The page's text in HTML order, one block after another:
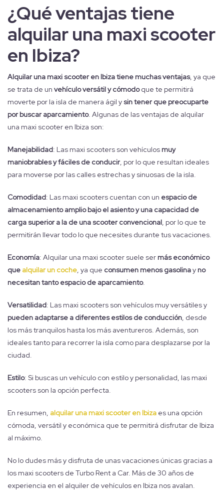
¿Qué ventajas tiene
alquilar una maxi scooter
en Ibiza?
Alquilar una maxi scooter en Ibiza tiene muchas ventajas, ya que
se trata de un vehículo versátil y cómodoque te permitirá
moverte por la isla de manera ágil ysin tener que preocuparte
por buscar aparcamiento. Algunas de las ventajas de alquilar
una maxi scooter en Ibiza son:
Manejabilidad: Las maxi scooters son vehículos muy
maniobrables y fáciles de conducir, por lo que resultan ideales
para moverse por las calles estrechas y sinuosas de la isla.
Comodidad: Las maxi scooters cuentan con un espacio de
almacenamiento amplio bajo el asiento y una capacidad de
carga superior a la de una scooter convencional, por lo que te
permitirán llevar todo lo que necesites durante tus vacaciones.
Economía: Alquilar una maxi scooter suele ser más económico
que alquilar un coche, ya que consumen menos gasolinay no
necesitan tanto espacio de aparcamiento.
Versatilidad: Las maxi scooters son vehículos muy versátiles y
pueden adaptarse a diferentes estilos de conducción, desde
los más tranquilos hasta los más aventureros. Además, son
ideales tanto para recorrer la isla como para desplazarse por la
ciudad.
Estilo: Si buscas un vehículo con estilo y personalidad, las maxi
scooters son la opción perfecta.
En resumen, alquilar una maxi scooter en Ibiza es una opción
cómoda, versátil y económica que te permitirá disfrutar de Ibiza
al máximo.
No lo dudes más y disfruta de unas vacaciones únicas gracias a
los maxi scooters de Turbo Rent a Car. Más de 30 años de
experiencia en el alquiler de vehículos en Ibiza nos avalan.